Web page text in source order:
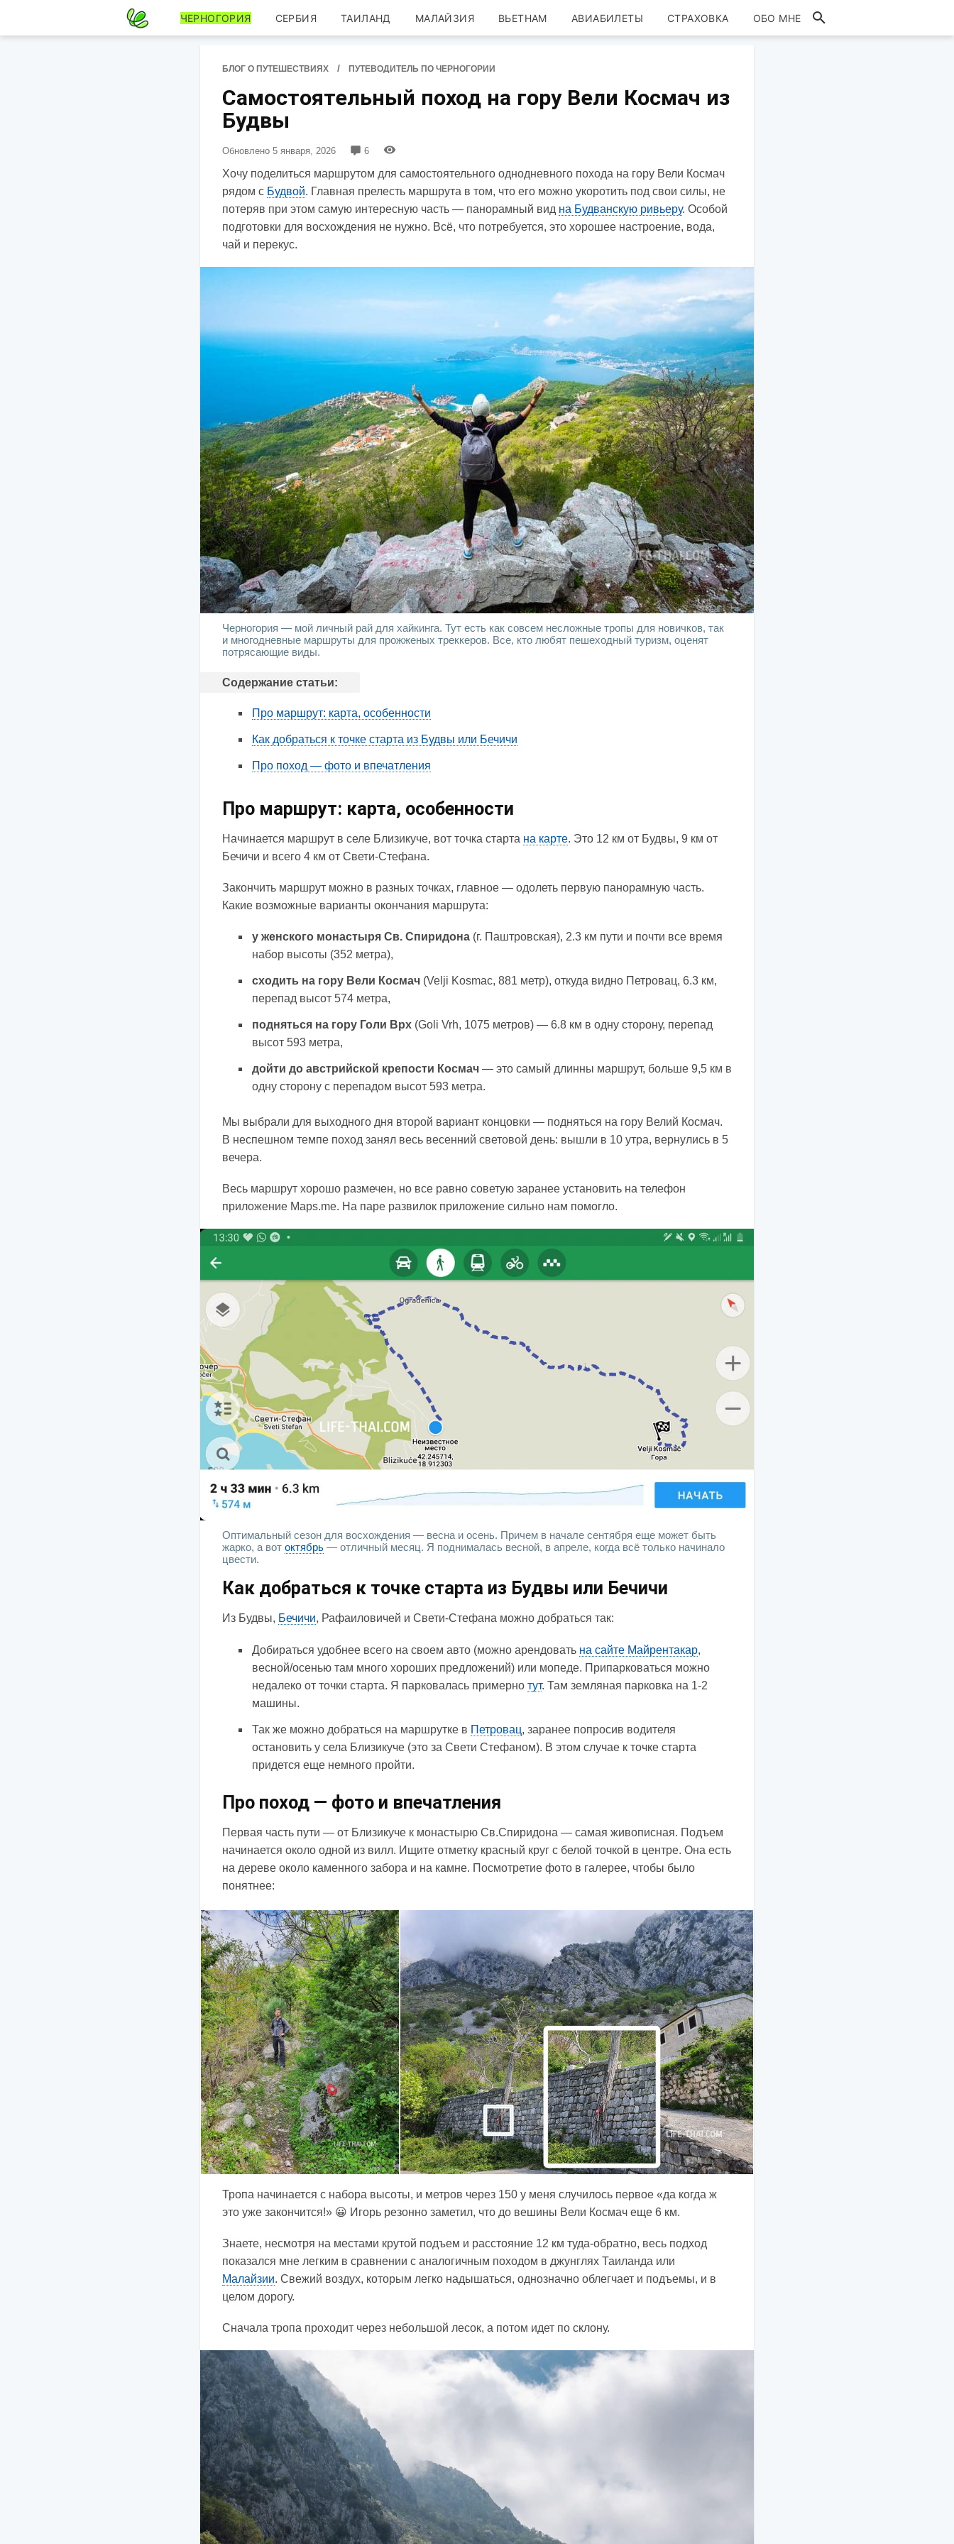
ЧЕРНОГОРИЯ СЕРБИЯ ТАИЛАНД МАЛАЙЗИЯ ВЬЕТНАМ АВИАБИЛЕТЫ СТРАХОВКА ОБО МНЕ
БЛОГ О ПУТЕШЕСТВИЯХ / ПУТЕВОДИТЕЛЬ ПО ЧЕРНОГОРИИ
Самостоятельный поход на гору Вели Космач из
Будвы
Обновлено5 января, 2026 6
Хочу поделиться маршрутом для самостоятельного однодневного похода на гору Вели Космач
рядом с Будвой. Главная прелесть маршрута в том, что его можно укоротить под свои силы, не
потеряв при этом самую интересную часть — панорамный вид на Будванскую ривьеру. Особой
подготовки для восхождения не нужно. Всё, что потребуется, это хорошее настроение, вода,
чай и перекус.
Черногория — мой личный рай для хайкинга. Тут есть как совсем несложные тропы для новичков, так
и многодневные маршруты для прожженых треккеров. Все, кто любят пешеходный туризм, оценят
потрясающие виды.
Содержание статьи:
Про маршрут: карта, особенности
Как добраться к точке старта из Будвы или Бечичи
Про поход — фото и впечатления
Про маршрут: карта, особенности
Начинается маршрут в селе Близикуче, вот точка старта на карте. Это 12 км от Будвы, 9 км от
Бечичи и всего 4 км от Свети-Стефана.
Закончить маршрут можно в разных точках, главное — одолеть первую панорамную часть.
Какие возможные варианты окончания маршрута:
у женского монастыря Св. Спиридона(г. Паштровская), 2.3 км пути и почти все время
набор высоты (352 метра),
сходить на гору Вели Космач(Velji Kosmac, 881 метр), откуда видно Петровац, 6.3 км,
перепад высот 574 метра,
подняться на гору Голи Врх(Goli Vrh, 1075 метров) — 6.8 км в одну сторону, перепад
высот 593 метра,
дойти до австрийской крепости Космач— это самый длинны маршрут, больше 9,5 км в
одну сторону с перепадом высот 593 метра.
Мы выбрали для выходного дня второй вариант концовки — подняться на гору Велий Космач.
В неспешном темпе поход занял весь весенний световой день: вышли в 10 утра, вернулись в 5
вечера.
Весь маршрут хорошо размечен, но все равно советую заранее установить на телефон
приложение Maps.me. На паре развилок приложение сильно нам помогло.
Оптимальный сезон для восхождения — весна и осень. Причем в начале сентября еще может быть
жарко, а вотоктябрь — отличный месяц. Я поднималась весной, в апреле, когда всё только начинало
цвести.
Как добраться к точке старта из Будвы или Бечичи
Из Будвы, Бечичи, Рафаиловичей и Свети-Стефана можно добраться так:
Добираться удобнее всего на своем авто (можно арендовать на сайте Майрентакар,
весной/осенью там много хороших предложений) или мопеде. Припарковаться можно
недалеко от точки старта. Я парковалась примерно тут. Там земляная парковка на 1-2
машины.
Так же можно добраться на маршрутке в Петровац, заранее попросив водителя
остановить у села Близикуче (это за Свети Стефаном). В этом случае к точке старта
придется еще немного пройти.
Про поход — фото и впечатления
Первая часть пути — от Близикуче к монастырю Св.Спиридона — самая живописная. Подъем
начинается около одной из вилл. Ищите отметку красный круг с белой точкой в центре. Она есть
на дереве около каменного забора и на камне. Посмотретие фото в галерее, чтобы было
понятнее:
Тропа начинается с набора высоты, и метров через 150 у меня случилось первое «да когда ж
это уже закончится!» 😀 Игорь резонно заметил, что до вешины Вели Космач еще 6 км.
Знаете, несмотря на местами крутой подъем и расстояние 12 км туда-обратно, весь подход
показался мне легким в сравнении с аналогичным походом в джунглях Таиланда или
Малайзии. Свежий воздух, которым легко надышаться, однозначно облегчает и подъемы, и в
целом дорогу.
Сначала тропа проходит через небольшой лесок, а потом идет по склону.